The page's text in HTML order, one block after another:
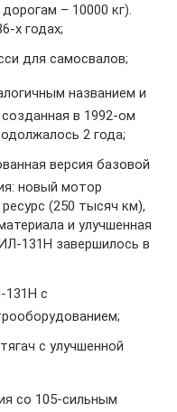
– 10000 кг).
х годах;
для самосвалов;
названием и
в 1992-ом
2 года;
версия базовой
новый мотор
(250 тысяч км),
и улучшенная
131Н завершилось в
131Н с
с улучшенной
со 105-сильным